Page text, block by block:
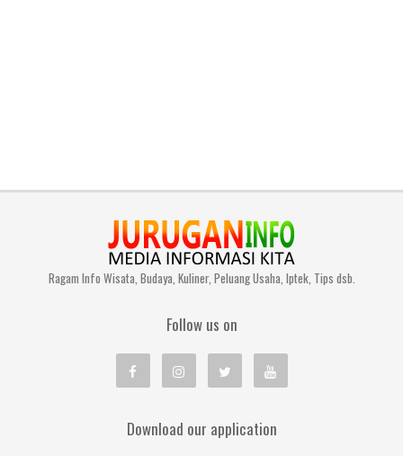
Ragam Info Wisata, Budaya, Kuliner, Peluang Usaha, Iptek, Tips dsb.
Follow us on
Download our application